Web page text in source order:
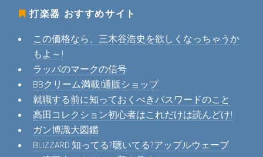
打楽器 おすすめサイト
この価格なら、三木谷浩史を欲しくなっちゃうか
もよ～!
ラッパのマークの信号
BBクリーム満載!通販ショップ
就職する前に知っておくべきパスワードのこと
高田コレクション初心者はこれだけは読んどけ!
ガン博識大図鑑
BLIZZARD 知ってる?聴いてる?アップルウェーブ